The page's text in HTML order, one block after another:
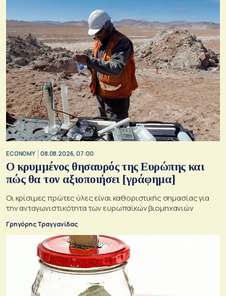
ECONOMY 08.08.2026, 07:00
Ο κρυμμένος θησαυρός της Ευρώπης και
πώς θα τον αξιοποιήσει [γράφημα]
Οι κρίσιμες πρώτες ύλες είναι καθοριστικής σημασίας για
την ανταγωνιστικότητα των ευρωπαϊκών βιομηχανιών
Γρηγόρης Τραγγανίδας